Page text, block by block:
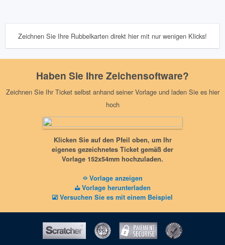
Zeichnen Sie Ihre Rubbelkarten direkt hier mit nur wenigen Klicks!
Haben Sie Ihre Zeichensoftware?
Zeichnen Sie Ihr Ticket selbst anhand seiner Vorlage und laden Sie es hier
hoch
Lade mein Frontvisual hoch
Rubbelbereich
152x54mm
Vektorisiertes PDF (oder JPG), 600dpi
Keine versteckten Nachrichten
Klicken Sie auf den Pfeil oben, um Ihr
eigenes gezeichnetes Ticket gemäß der
Vorlage 152x54mm hochzuladen.
Vorlage anzeigen
Vorlage herunterladen
Versuchen Sie es mit einem Beispiel